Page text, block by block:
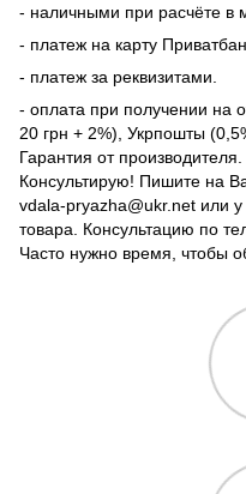
- наличными при расчёте в
- платеж на карту
- платеж за реквизитами.
- оплата при получении на
20 грн + 2%), Укрпошты
Гарантия от производителя.
Консультирую! Пишите на
vdala-pryazha@ukr.net или
товара. Консультацию по
Часто нужно время, чтобы